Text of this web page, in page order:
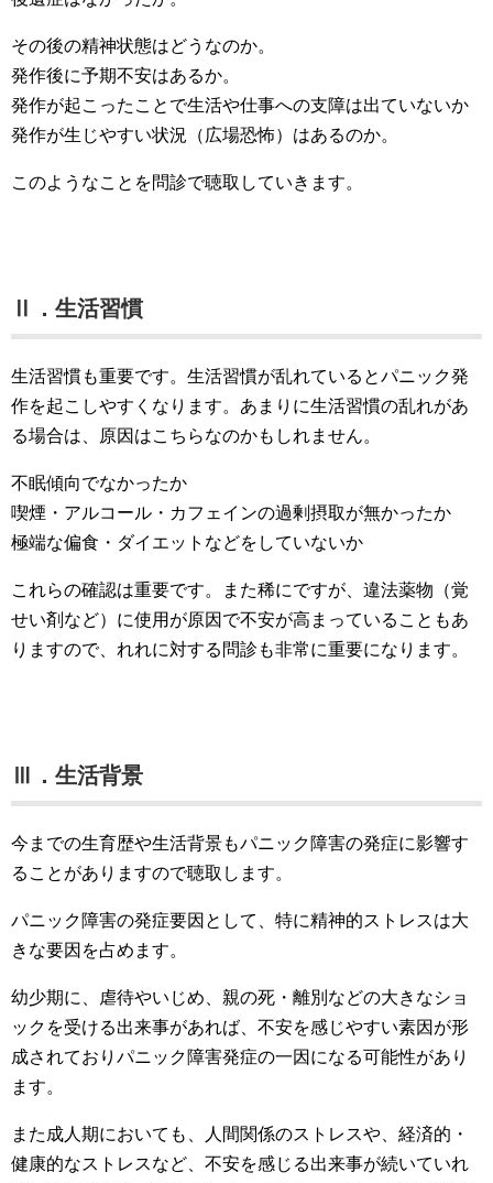
その後の精神状態はどうなのか。
発作後に予期不安はあるか。
発作が起こったことで生活や仕事への支障は出ていないか
発作が生じやすい状況（広場恐怖）はあるのか。
このようなことを問診で聴取していきます。
Ⅱ．生活習慣
生活習慣も重要です。生活習慣が乱れているとパニック発
作を起こしやすくなります。あまりに生活習慣の乱れがあ
る場合は、原因はこちらなのかもしれません。
不眠傾向でなかったか
喫煙・アルコール・カフェインの過剰摂取が無かったか
極端な偏食・ダイエットなどをしていないか
これらの確認は重要です。また稀にですが、違法薬物（覚
せい剤など）に使用が原因で不安が高まっていることもあ
りますので、れれに対する問診も非常に重要になります。
Ⅲ．生活背景
今までの生育歴や生活背景もパニック障害の発症に影響す
ることがありますので聴取します。
パニック障害の発症要因として、特に精神的ストレスは大
きな要因を占めます。
幼少期に、虐待やいじめ、親の死・離別などの大きなショ
ックを受ける出来事があれば、不安を感じやすい素因が形
成されておりパニック障害発症の一因になる可能性があり
ます。
また成人期においても、人間関係のストレスや、経済的・
健康的なストレスなど、不安を感じる出来事が続いていれ